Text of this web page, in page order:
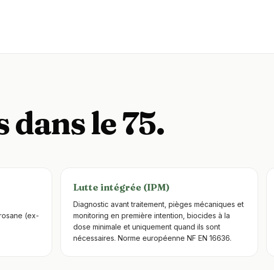
dans le 75.
(ex-
Lutte intégrée (IPM)
Diagnostic avant traitement, pièges mécaniques et
monitoring en première intention, biocides à la
dose minimale et uniquement quand ils sont
nécessaires. Norme européenne NF EN 16636.